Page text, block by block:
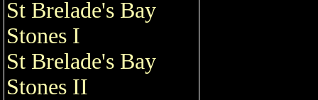
St Brelade's Bay
Stones I
St Brelade's Bay
Stones II